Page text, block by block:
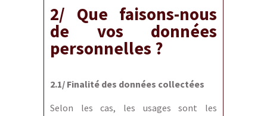
2/ Que faisons-nous
de vos données
personnelles ?
2.1/ Finalité des données collectées
Selon les cas, les usages sont les